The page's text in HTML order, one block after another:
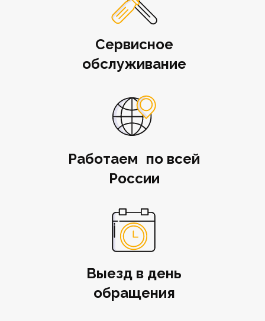
Работаем по всей
России
Выезд в день
обращения
Сервисное
обслуживание